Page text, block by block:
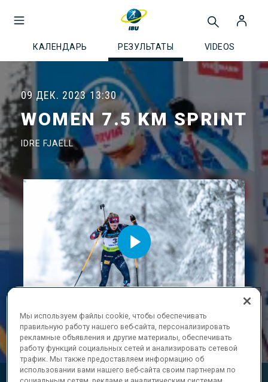
КАЛЕНДАРЬ РЕЗУЛЬТАТЫ VIDEOS
09 ДЕК. 2023 13:30
WOMEN 7.5 KM SPRINT
IDRE FJAELL
Play
Video
Мы используем файлы cookie, чтобы обеспечивать
правильную работу нашего веб-сайта, персонализировать
рекламные объявления и другие материалы, обеспечивать
работу функций социальных сетей и анализировать сетевой
трафик. Мы также предоставляем информацию об
использовании вами нашего веб-сайта своим партнерам по